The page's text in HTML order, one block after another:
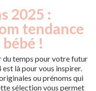
2025 :
tendance
!
du temps pour votre futur
là pour vous inspirer.
ou prénoms qui
sélection vous permet